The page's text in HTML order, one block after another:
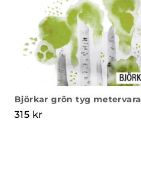
Björkar grön tyg metervara
315 kr